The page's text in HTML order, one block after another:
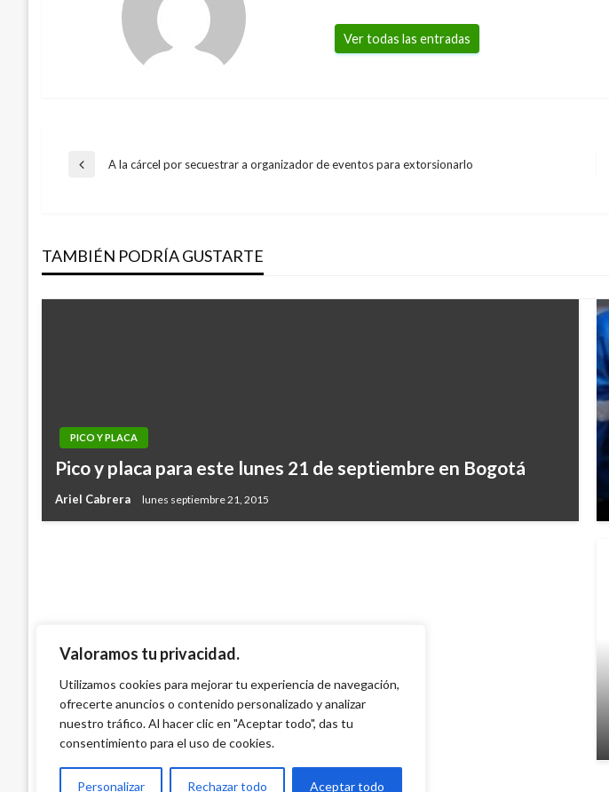
Valoramos tu privacidad.
Utilizamos cookies para mejorar tu experiencia de navegación,
ofrecerte anuncios o contenido personalizado y analizar
nuestro tráfico. Al hacer clic en "Aceptar todo", das tu
consentimiento para el uso de cookies.
Personalizar Rechazar todo Aceptar todo
Ver todas las entradas
Navegación
entradas
Entrada
A la cárcel por secuestrar a organizador de eventos para extorsionarlo
TAMBIÉN PODRÍA GUSTARTE
PICO Y PLACA
Pico y placa para este lunes 21 de septiembre en Bogotá
Ariel Cabrera lunes septiembre 21, 2015
Pico y placa para este martes 26 de noviembre en Bogotá